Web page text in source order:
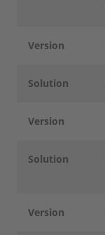
Version
Solution
Version
Solution
Version